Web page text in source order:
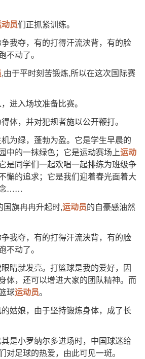
员们正抓紧训练。
我夺，有的打得汗流浃背，有的脸
不动了。
,由于平时刻苦锻炼,所以在这次国际赛
进入场坟准备比赛。
体，并对犯规者施以公开鞭打。
为绿，蓬勃为盈。它是学生早晨的
中的一抹绿色；它是运动赛场上运动
是同学们一起欢唱一起排练为班级争
懈的追求；它是我们迎着春光面着大
念……
旗冉冉升起时,运动员的自豪感油然
我夺，有的打得汗流浃背，有的脸
不动了。
睛就发亮。打篮球是我的爱好，因
体，还可以增进大家的团队精神。而
球运动员。
姑娘，由于坚持锻炼身体，成了长
其是小罗纳尔多进场时，中国球迷给
对足球的热爱，由此可见一斑。